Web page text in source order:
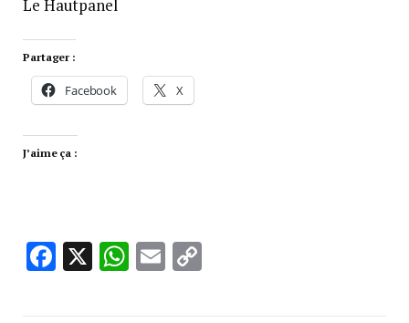
Le Hautpanel
Partager :
Facebook X
J’aime ça :
Facebook
X WhatsApp
Email